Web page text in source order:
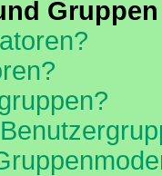
Gruppen